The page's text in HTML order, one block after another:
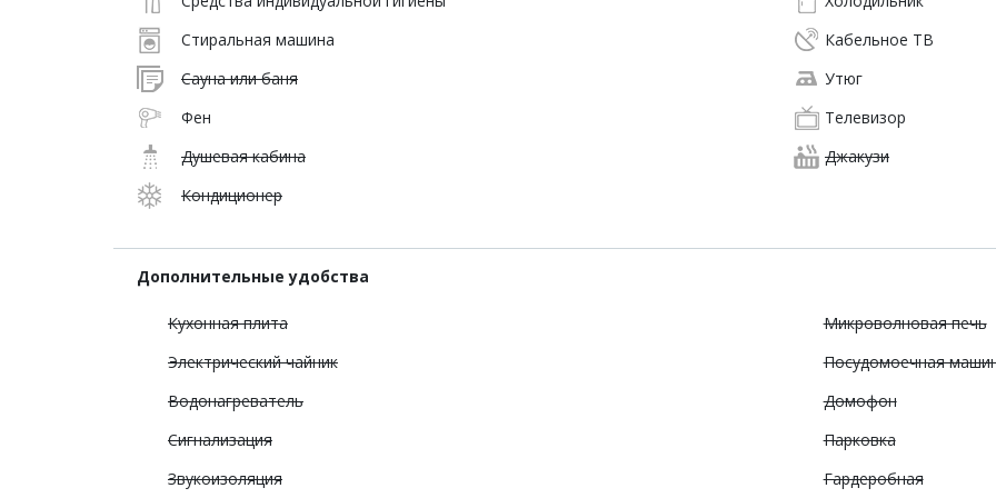
Стиральная машина
Кабельное ТВ
Сауна или баня
Утюг
Фен
Телевизор
Душевая кабина
Джакузи
Кондиционер
Дополнительные удобства
Кухонная плита
Микроволновая печь
Электрический чайник
Посудомоечная
Водонагреватель
Домофон
Сигнализация
Парковка
Звукоизоляция
Гардеробная